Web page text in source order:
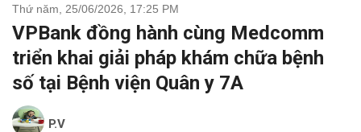
Thứ năm, 25/06/2026, 17:25 PM
VPBank đồng hành cùng Medcomm
triển khai giải pháp khám chữa bệnh
số tại Bệnh viện Quân y 7A
P.V